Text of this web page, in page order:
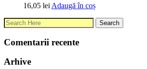
16,05 lei Adaugă în coș
Comentarii recente
Arhive